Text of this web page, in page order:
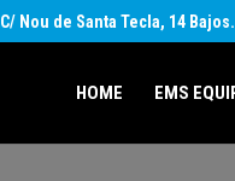
C/ Nou de Santa Tecla, 14
HOME EMS